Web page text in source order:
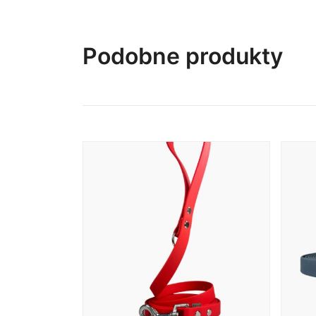
Podobne produkty